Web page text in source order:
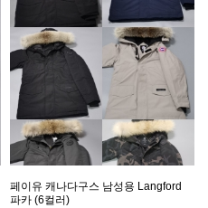
페이유 캐나다구스 남성용 Langford
파카 (6컬러)